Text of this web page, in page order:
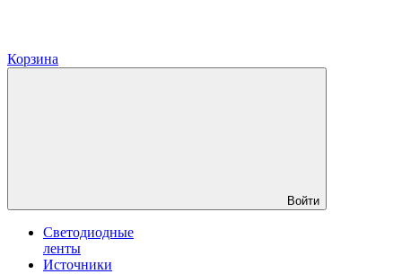
Корзина
Войти
Светодиодные
ленты
Источники